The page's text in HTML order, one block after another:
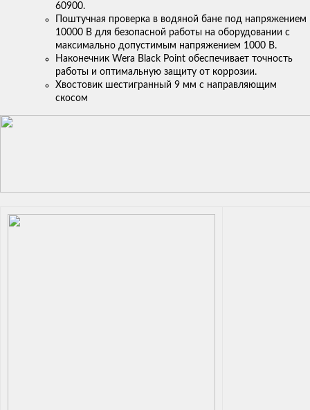
60900.
Поштучная проверка в водяной бане под напряжением
10000 В для безопасной работы на оборудовании с
максимально допустимым напряжением 1000 В.
Наконечник Wera Black Point обеспечивает точность
работы и оптимальную защиту от коррозии.
Хвостовик шестигранный 9 мм с направляющим
скосом